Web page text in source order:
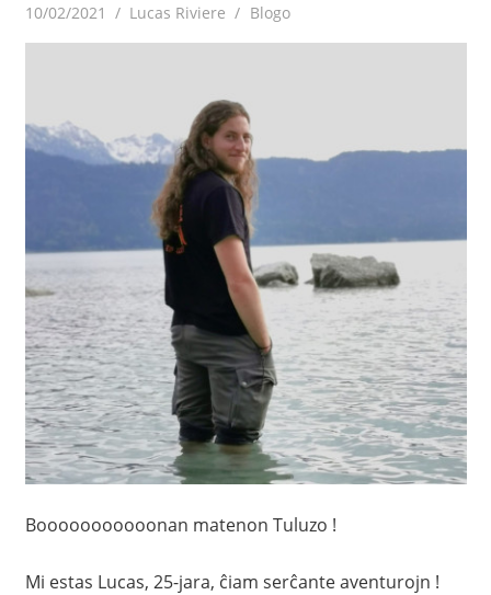
10/02/2021 Lucas Riviere Blogo
Booooooooooonan matenon Tuluzo !
Mi estas Lucas, 25-jara, ĉiam serĉante aventurojn !